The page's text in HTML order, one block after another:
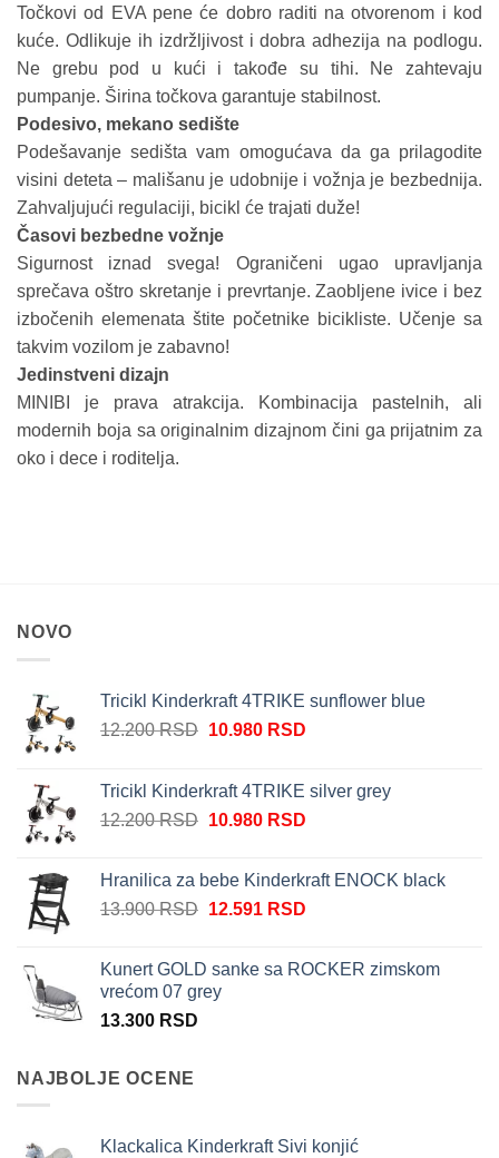
Točkovi od EVA pene će dobro raditi na otvorenom i kod
kuće. Odlikuje ih izdržljivost i dobra adhezija na podlogu.
Ne grebu pod u kući i takođe su tihi. Ne zahtevaju
pumpanje. Širina točkova garantuje stabilnost.
Podesivo, mekano sedište
Podešavanje sedišta vam omogućava da ga prilagodite
visini deteta – mališanu je udobnije i vožnja je bezbednija.
Zahvaljujući regulaciji, bicikl će trajati duže!
Časovi bezbedne vožnje
Sigurnost iznad svega! Ograničeni ugao upravljanja
sprečava oštro skretanje i prevrtanje. Zaobljene ivice i bez
izbočenih elemenata štite početnike bicikliste. Učenje sa
takvim vozilom je zabavno!
Jedinstveni dizajn
MINIBI je prava atrakcija. Kombinacija pastelnih, ali
modernih boja sa originalnim dizajnom čini ga prijatnim za
oko i dece i roditelja.
NOVO
Tricikl Kinderkraft 4TRIKE sunflower blue
12.200RSD Originalna
bila:
12.200 RSD.
10.980 RSDTrenutna
10.980 RSD.
Tricikl Kinderkraft 4TRIKE silver grey
12.200RSD Originalna
bila:
12.200 RSD.
10.980 RSDTrenutna
10.980 RSD.
Hranilica za bebe Kinderkraft ENOCK black
13.900RSD Originalna
bila:
13.900 RSD.
12.591 RSDTrenutna
12.591 RSD.
Kunert GOLD sanke sa ROCKER zimskom
vrećom 07 grey
13.300 RSD
NAJBOLJE OCENE
Klackalica Kinderkraft Sivi konjić